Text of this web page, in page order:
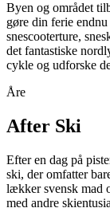
Byen og området
gøre din ferie
snescooterture,
det fantastiske
cykle og udforske
Åre
After Ski
Efter en dag på
ski, der omfatter
lækker svensk mad
med andre